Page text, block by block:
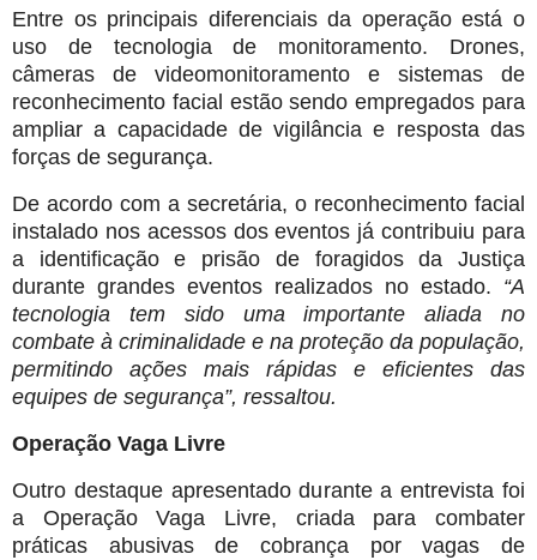
Entre os principais diferenciais da operação está o
uso de tecnologia de monitoramento. Drones,
câmeras de videomonitoramento e sistemas de
reconhecimento facial estão sendo empregados para
ampliar a capacidade de vigilância e resposta das
forças de segurança.
De acordo com a secretária, o reconhecimento facial
instalado nos acessos dos eventos já contribuiu para
a identificação e prisão de foragidos da Justiça
durante grandes eventos realizados no estado. “A
tecnologia tem sido uma importante aliada no
combate à criminalidade e na proteção da população,
permitindo ações mais rápidas e eficientes das
equipes de segurança”, ressaltou.
Operação Vaga Livre
Outro destaque apresentado durante a entrevista foi
a Operação Vaga Livre, criada para combater
práticas abusivas de cobrança por vagas de